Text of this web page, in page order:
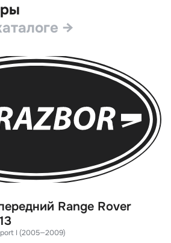
→
Range Rover
I (2005—2009)